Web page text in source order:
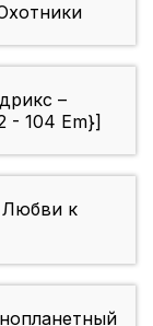
–
104 Em}]
Любви к